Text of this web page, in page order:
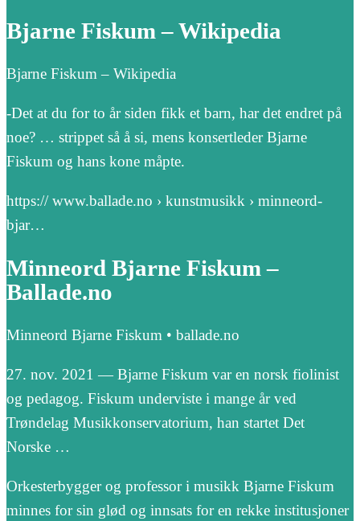
Bjarne Fiskum – Wikipedia
Bjarne Fiskum – Wikipedia
-Det at du for to år siden fikk et barn, har det endret på
noe? … strippet så å si, mens konsertleder Bjarne
Fiskum og hans kone måpte.
https:// www.ballade.no › kunstmusikk › minneord-
bjar…
Minneord Bjarne Fiskum –
Ballade.no
Minneord Bjarne Fiskum • ballade.no
27. nov. 2021 — Bjarne Fiskum var en norsk fiolinist
og pedagog. Fiskum underviste i mange år ved
Trøndelag Musikkonservatorium, han startet Det
Norske …
Orkesterbygger og professor i musikk Bjarne Fiskum
minnes for sin glød og innsats for en rekke institusjoner